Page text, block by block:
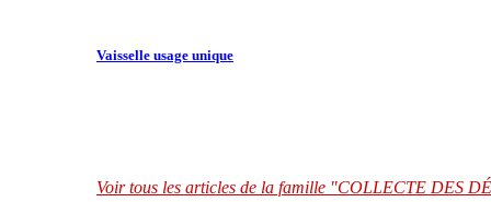
Vaisselle usage unique
Voir tous les articles de la famille "COLLECTE DES